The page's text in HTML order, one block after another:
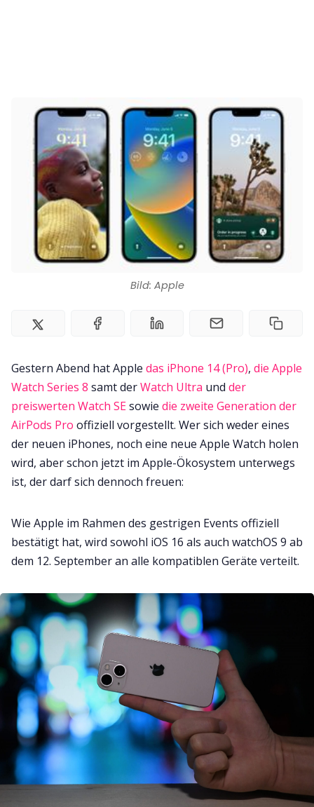
Kontakt
Impressum
Bild: Apple
Gestern Abend hat Apple das iPhone 14 (Pro), die Apple
Watch Series 8 samt derWatch Ultra und der
preiswerten Watch SEsowie die zweite Generation der
AirPods Pro offiziell vorgestellt. Wer sich weder eines
der neuen iPhones, noch eine neue Apple Watch holen
wird, aber schon jetzt im Apple-Ökosystem unterwegs
ist, der darf sich dennoch freuen:
Wie Apple im Rahmen des gestrigen Events offiziell
bestätigt hat, wird sowohl iOS 16 als auch watchOS 9 ab
dem 12. September an alle kompatiblen Geräte verteilt.